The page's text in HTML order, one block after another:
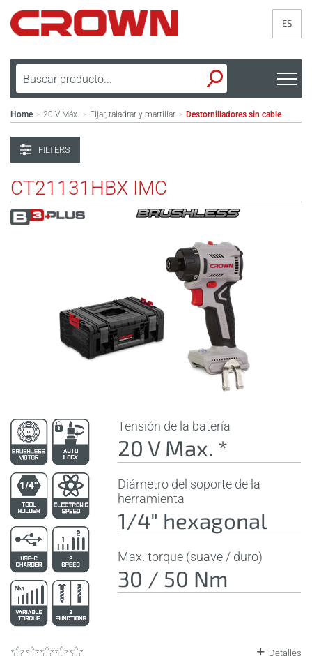
ES
Home > 20 V Máx. > Fijar, taladrar y martillar > Destornilladores sin cable
FILTERS
CT21131HBX IMC
Tensión de la batería
20 V Max. *
Diámetro del soporte de la
herramienta
1/4" hexagonal
Max. torque (suave / duro)
30 / 50 Nm
Detalles